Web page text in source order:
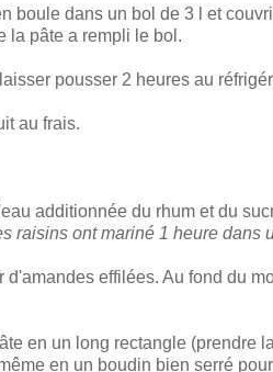
boule dans un bol de 3 l et
la pâte a rempli le bol.
pousser 2 heures au
au frais.
additionnée du rhum et du
raisins ont mariné 1 heure dans
d'amandes effilées. Au fond du
en un long rectangle (prendre
en un boudin bien serré